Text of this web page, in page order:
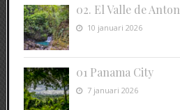
02. El Valle de Anton
10 januari 2026
01 Panama City
7 januari 2026